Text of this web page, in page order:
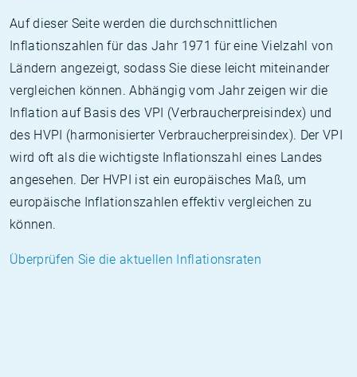
Auf dieser Seite werden die durchschnittlichen
Inflationszahlen für das Jahr 1971 für eine Vielzahl von
Ländern angezeigt, sodass Sie diese leicht miteinander
vergleichen können. Abhängig vom Jahr zeigen wir die
Inflation auf Basis des VPI (Verbraucherpreisindex) und
des HVPI (harmonisierter Verbraucherpreisindex). Der VPI
wird oft als die wichtigste Inflationszahl eines Landes
angesehen. Der HVPI ist ein europäisches Maß, um
europäische Inflationszahlen effektiv vergleichen zu
können.
Überprüfen Sie die aktuellen Inflationsraten